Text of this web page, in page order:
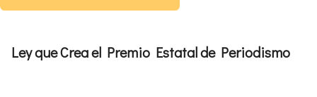
Ley que Crea el Premio Estatal de Periodismo